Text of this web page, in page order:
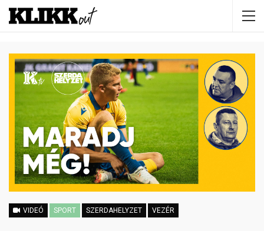
VIDEÓ SPORT SZERDAHELYZET VEZÉR